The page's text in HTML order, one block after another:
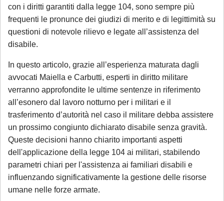
con i diritti garantiti dalla legge 104, sono sempre più
frequenti le pronunce dei giudizi di merito e di legittimità su
questioni di notevole rilievo e legate all’assistenza del
disabile.
In questo articolo, grazie all’esperienza maturata dagli
avvocati Maiella e Carbutti, esperti in diritto militare
verranno approfondite le ultime sentenze in riferimento
all’esonero dal lavoro notturno per i militari e il
trasferimento d’autorità nel caso il militare debba assistere
un prossimo congiunto dichiarato disabile senza gravità.
Queste decisioni hanno chiarito importanti aspetti
dell'applicazione della legge 104 ai militari, stabilendo
parametri chiari per l'assistenza ai familiari disabili e
influenzando significativamente la gestione delle risorse
umane nelle forze armate.